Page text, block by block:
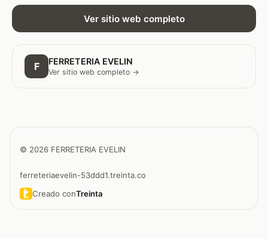
Ver sitio web completo
F FERRETERIA EVELIN
Ver sitio web completo →
© 2026 FERRETERIA EVELIN
ferreteriaevelin-53ddd1.treinta.co
Creado conTreinta